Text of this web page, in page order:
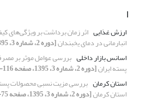
ا
ارزش غذایی اثر زمان برداشت بر ویژگی‌های
انبارمانی در دمای یخبندان[دوره 2، شماره 3، 1395، صفحه 17-1]
اسانس بازار داخلی بررسی عوامل موثر بر
پسته ایران[دوره 2، شماره 3، 1395، صفحه 116-93]
استان کرمان بررسی مزیت نسبی محصولات
استان کرمان[دوره 2، شماره 3، 1395، صفحه 75-56]